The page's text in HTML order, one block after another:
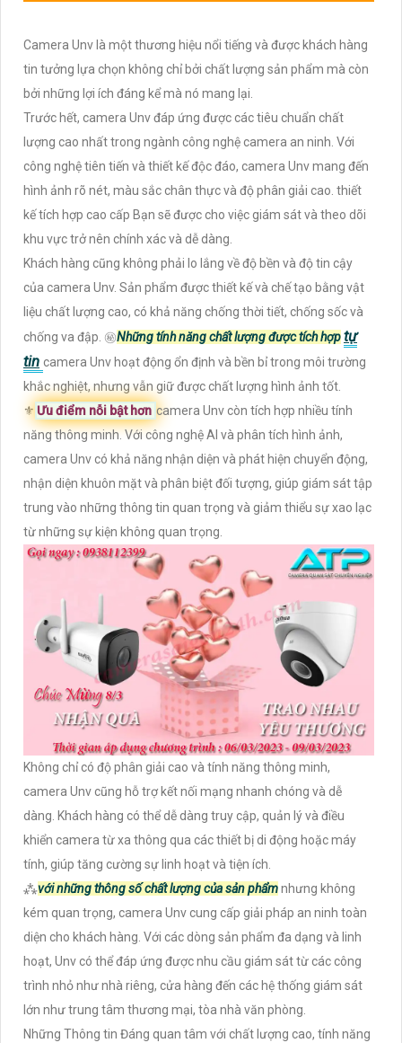
Camera Unv là một thương hiệu nổi tiếng và được khách hàng
tin tưởng lựa chọn không chỉ bởi chất lượng sản phẩm mà còn
bởi những lợi ích đáng kể mà nó mang lại.
Trước hết, camera Unv đáp ứng được các tiêu chuẩn chất
lượng cao nhất trong ngành công nghệ camera an ninh. Với
công nghệ tiên tiến và thiết kế độc đáo, camera Unv mang đến
hình ảnh rõ nét, màu sắc chân thực và độ phân giải cao. thiết
kế tích hợp cao cấp Bạn sẽ được cho việc giám sát và theo dõi
khu vực trở nên chính xác và dễ dàng.
Khách hàng cũng không phải lo lắng về độ bền và độ tin cậy
của camera Unv. Sản phẩm được thiết kế và chế tạo bằng vật
liệu chất lượng cao, có khả năng chống thời tiết, chống sốc và
chống va đập. ㊙️Những tính năng chất lượng được tích hợptự
tin camera Unv hoạt động ổn định và bền bỉ trong môi trường
khắc nghiệt, nhưng vẫn giữ được chất lượng hình ảnh tốt.
⚜️ Ưu điểm nỗi bật hơn camera Unv còn tích hợp nhiều tính
năng thông minh. Với công nghệ AI và phân tích hình ảnh,
camera Unv có khả năng nhận diện và phát hiện chuyển động,
nhận diện khuôn mặt và phân biệt đối tượng, giúp giám sát tập
trung vào những thông tin quan trọng và giảm thiểu sự xao lạc
từ những sự kiện không quan trọng.
Không chỉ có độ phân giải cao và tính năng thông minh,
camera Unv cũng hỗ trợ kết nối mạng nhanh chóng và dễ
dàng. Khách hàng có thể dễ dàng truy cập, quản lý và điều
khiển camera từ xa thông qua các thiết bị di động hoặc máy
tính, giúp tăng cường sự linh hoạt và tiện ích.
⁂với những thông số chất lượng của sản phẩmnhưng không
kém quan trọng, camera Unv cung cấp giải pháp an ninh toàn
diện cho khách hàng. Với các dòng sản phẩm đa dạng và linh
hoạt, Unv có thể đáp ứng được nhu cầu giám sát từ các công
trình nhỏ như nhà riêng, cửa hàng đến các hệ thống giám sát
lớn như trung tâm thương mại, tòa nhà văn phòng.
Những Thông tin Đáng quan tâm với chất lượng cao, tính năng